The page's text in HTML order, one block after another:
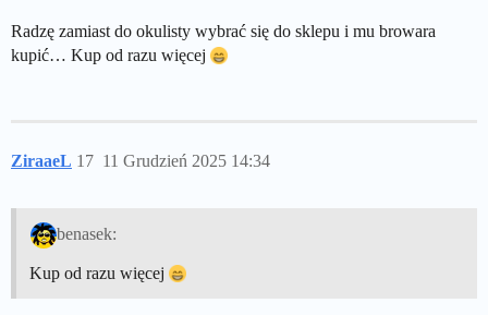
Radzę zamiast do okulisty wybrać się do sklepu i mu browara
kupić… Kup od razu więcej
ZiraaeL 11 Grudzień 2025 14:34
17
benasek:
Kup od razu więcej